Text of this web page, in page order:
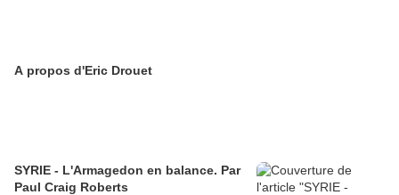
A propos d'Eric Drouet
SYRIE - L'Armagedon en balance. Par
Paul Craig Roberts